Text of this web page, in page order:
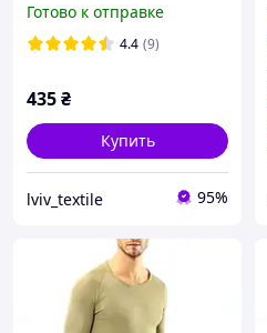
Готово к отправке
4.4 (9)
435₴
Купить
lviv_textile 95%